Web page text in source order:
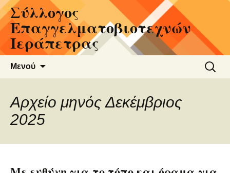
Μετάβαση
σε
περιεχόμενο
Σύλλογος
Επαγγελματοβιοτεχνών
Ιεράπετρας
Μενού
για:
Αρχείο μηνός Δεκέμβριος
2025